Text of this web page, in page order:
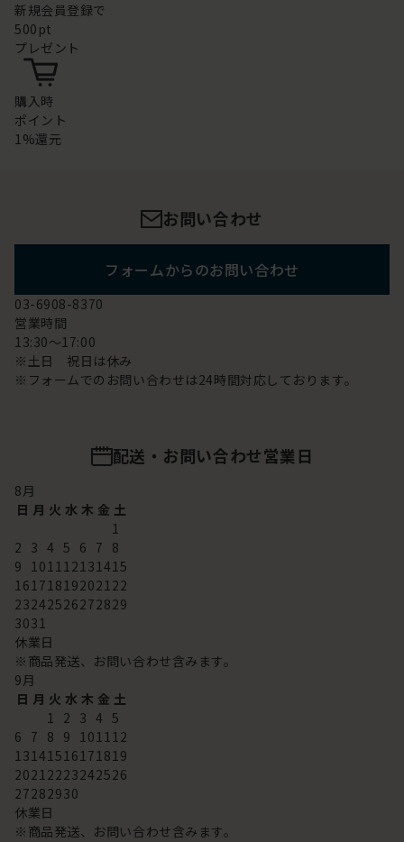
新規会員登録で
500pt
プレゼント
購入時
ポイント
1%還元
お問い合わせ
フォームからのお問い合わせ
03-6908-8370
営業時間
13:30～17:00
※土日 祝日は休み
※フォームでのお問い合わせは24時間対応しております。
配送・お問い合わせ営業日
8月
日 月 火 水 木 金 土
1
2 3 4 5 6 7 8
9 101112131415
16171819202122
23242526272829
3031
休業日
※商品発送、お問い合わせ含みます。
9月
日 月 火 水 木 金 土
1 2 3 4 5
6 7 8 9 101112
13141516171819
20212223242526
27282930
休業日
※商品発送、お問い合わせ含みます。